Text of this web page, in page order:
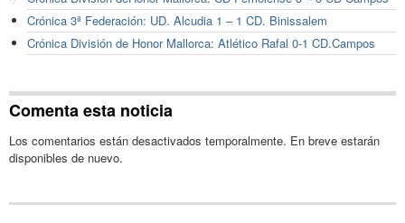
Crónica 3ª Federación: UD. Alcudia 1 – 1 CD. Binissalem
Crónica División de Honor Mallorca: Atlético Rafal 0-1 CD.Campos
Comenta esta noticia
Los comentarios están desactivados temporalmente. En breve estarán
disponibles de nuevo.